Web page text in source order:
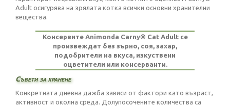
Adult осигурява на зрялата котка всички основни хранителни
вещества.
Консервите Animonda Carny® Cat Adult се
произвеждат без зърно, соя, захар,
подобрители на вкуса, изкуствени
оцветители или консерванти.
Съвети за хранене
Конкретната дневна дажба зависи от фактори като възраст,
активност и околна среда. Долупосочените количества са